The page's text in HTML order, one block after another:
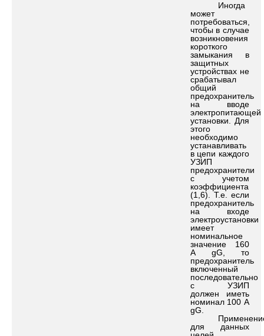
Иногда
может
потребоваться,
чтобы в случае
возникновения
короткого
замыкания в
защитных
устройствах не
срабатывал
общий
предохранитель
на вводе
электропитающей
установки. Для
этого
необходимо
устанавливать
в цепи каждого
УЗИП
предохранители
с учетом
коэффициента
(1,6). Т.е. если
предохранитель
на входе
электроустановки
имеет
номинальное
значение 160
А gG, то
предохранитель
включенный
последовательно
с УЗИП
должен иметь
номинал 100 А
gG.
для данных